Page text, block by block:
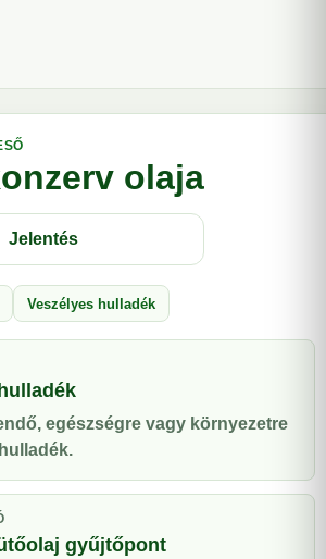
olaja
Jelentés
Veszélyes hulladék
egészségre vagy környezetre
gyűjtőpont